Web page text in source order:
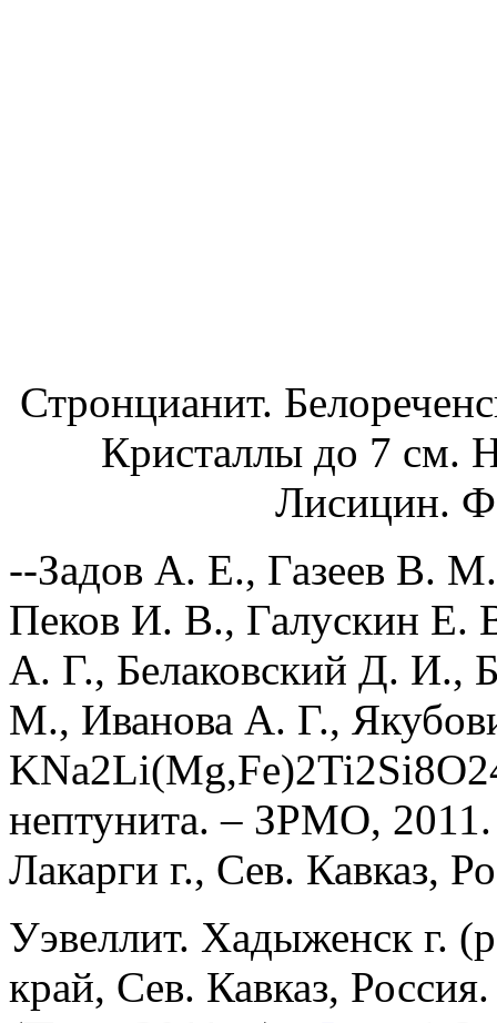
Стронцианит.
Кристаллы до 7 см.
Лисицин.
--Задов А. Е., Газеев В.
Пеков И. В., Галускин Е.
А. Г., Белаковский Д. И.,
М., Иванова А. Г.,
нептунита. – ЗРМО,
Лакарги г., Сев. Кавказ,
Уэвеллит. Хадыженск г.
край, Сев. Кавказ,